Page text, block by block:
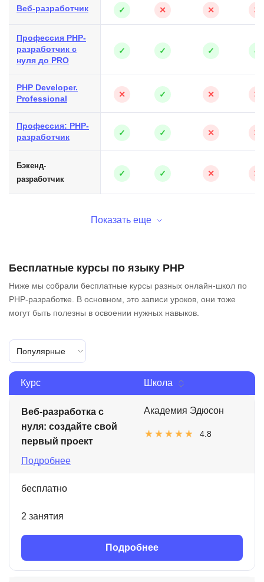
Веб-разработчик ✓ ✕ ✕ ✕
Профессия PHP-
разработчик с
нуля до PRO
✓ ✓ ✓ ✓
PHP Developer.
Professional
✕ ✓ ✕ ✕
Профессия: PHP-
разработчик
✓ ✓ ✕ ✕
Бэкенд-
разработчик
✓ ✓ ✕ ✕
Показать еще
Бесплатные курсы по языку PHP
Ниже мы собрали бесплатные курсы разных онлайн-школ по
PHP-разработке. В основном, это записи уроков, они тоже
могут быть полезны в освоении нужных навыков.
Популярные
Курс Школа
Веб-разработка с
нуля: создайте свой
первый проект
Подробнее
Академия Эдюсон
4.8
бесплатно
2 занятия
Подробнее